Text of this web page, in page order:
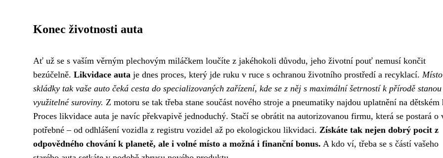
Konec životnosti auta
Ať už se s vaším věrným plechovým miláčkem loučíte z jakéhokoli důvodu, jeho životní pouť nemusí končit
bezúčelně. Likvidace auta je dnes proces, který jde ruku v ruce s ochranou životního prostředí a recyklací. Místo
skládky tak vaše auto čeká cesta do specializovaných zařízení, kde se z něj s maximální šetrností k přírodě
využitelné suroviny. Z motoru se tak třeba stane součást nového stroje a pneumatiky najdou uplatnění na dětském
Proces likvidace auta je navíc překvapivě jednoduchý. Stačí se obrátit na autorizovanou firmu, která se postará o
potřebné – od odhlášení vozidla z registru vozidel až po ekologickou likvidaci. Získáte tak nejen dobrý pocit z
odpovědného chování k planetě, ale i volné místo a možná i finanční bonus. A kdo ví, třeba se s částí vašeho